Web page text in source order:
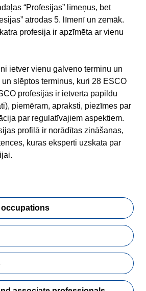
“Profesijas” līmeņus, bet
atrodas 5. līmenī un zemāk.
profesija ir apzīmēta ar vienu
ietver vienu galveno terminu un
slēptos terminus, kuri 28 ESCO
profesijās ir ietverta papildu
piemēram, apraksti, piezīmes par
par regulatīvajiem aspektiem.
profilā ir norādītas zināšanas,
kuras eksperti uzskata par
occupations